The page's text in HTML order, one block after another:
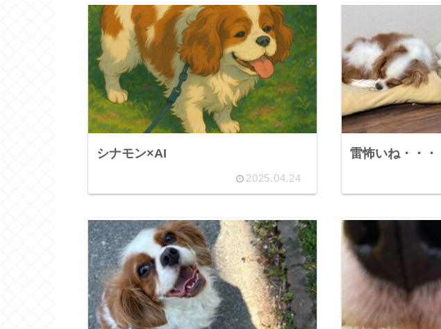
シナモン×AI
2025.04.24
雷怖いね・・・